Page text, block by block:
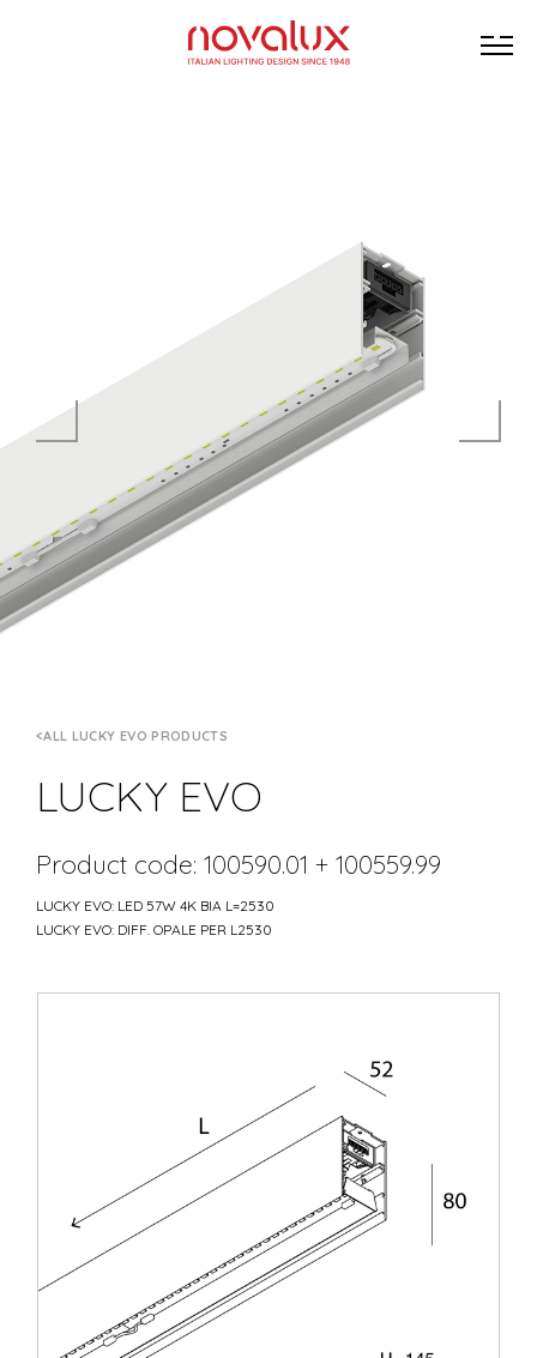
ALL LUCKY EVO PRODUCTS
LUCKY EVO
Product code: 100590.01 + 100559.99
LUCKY EVO: LED 57W 4K BIA L=2530
LUCKY EVO: DIFF. OPALE PER L2530